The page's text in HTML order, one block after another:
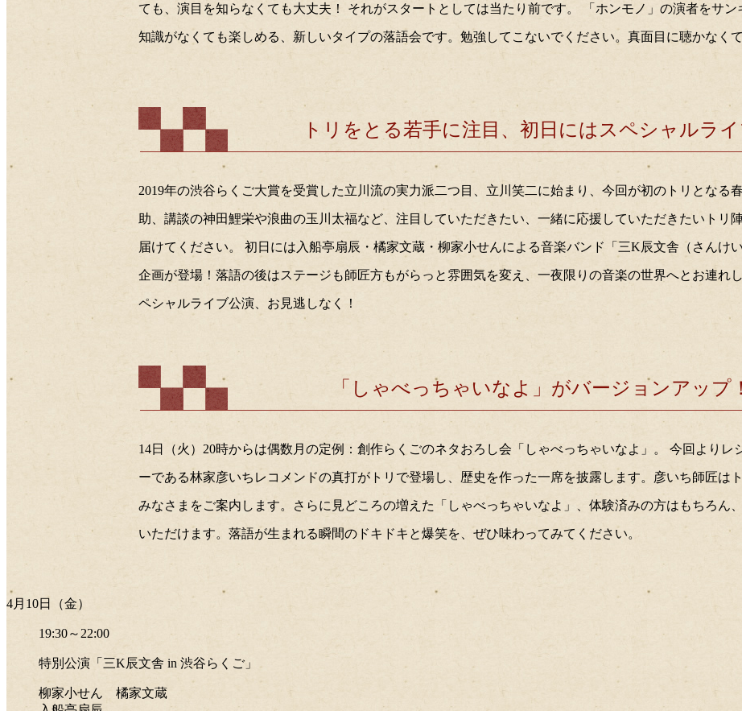
ても、演目を知らなくても大丈夫！ それがスタートとしては当たり前です。 「ホンモノ」の演者をサ
知識がなくても楽しめる、新しいタイプの落語会です。勉強してこないでください。真面目に聴かなくて
トリをとる若手に注目、初日にはスペシャルラ
2019年の渋谷らくご大賞を受賞した立川流の実力派二つ目、立川笑二に始まり、今回が初のトリとなる
助、講談の神田鯉栄や浪曲の玉川太福など、注目していただきたい、一緒に応援していただきたいトリ
届けてください。 初日には入船亭扇辰・橘家文蔵・柳家小せんによる音楽バンド「三K辰文舎（さんけ
企画が登場！落語の後はステージも師匠方もがらっと雰囲気を変え、一夜限りの音楽の世界へとお連れ
ペシャルライブ公演、お見逃しなく！
「しゃべっちゃいなよ」がバージョンアップ！
14日（火）20時からは偶数月の定例：創作らくごのネタおろし会「しゃべっちゃいなよ」。 今回よりレ
ーである林家彦いちレコメンドの真打がトリで登場し、歴史を作った一席を披露します。彦いち師匠は
みなさまをご案内します。さらに見どころの増えた「しゃべっちゃいなよ」、体験済みの方はもちろん
いただけます。落語が生まれる瞬間のドキドキと爆笑を、ぜひ味わってみてください。
4月10日（金）
19:30～22:00
特別公演「三K辰文舎 in 渋谷らくご」
柳家小せん 橘家文蔵